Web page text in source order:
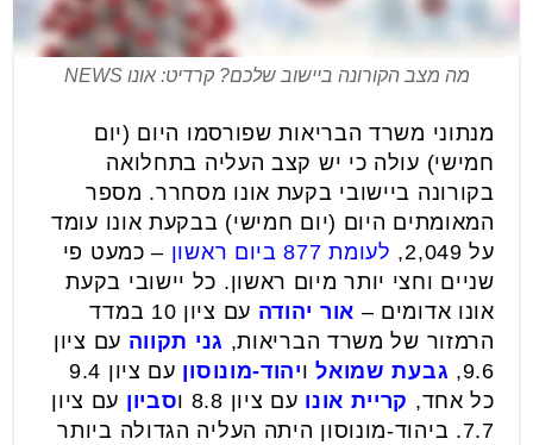
מה מצב הקורונה ביישוב שלכם? קרדיט: אונו NEWS
מנתוני משרד הבריאות שפורסמו היום (יום
חמישי) עולה כי יש קצב העליה בתחלואה
בקורונה ביישובי בקעת אונו מסחרר. מספר
המאומתים היום (יום חמישי) בבקעת אונו עומד
על 2,049,
לעומת 877 ביום ראשון
– כמעט פי
שניים וחצי יותר מיום ראשון. כל יישובי בקעת
אונו אדומים – אור יהודה
עם ציון 10 במדד
הרמזור של משרד הבריאות, גני תקווה עם ציון
9.6,
גבעת שמואלויהוד-מונוסון
עם ציון 9.4
כל אחד, קריית אונו עם ציון 8.8 ו סביון עם ציון
7.7. ביהוד-מונוסון היתה העליה הגדולה ביותר